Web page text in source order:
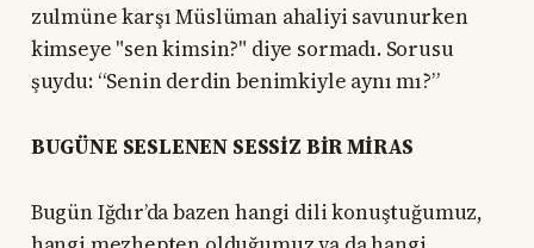
zulmüne karşı Müslüman ahaliyi savunurken
kimseye "sen kimsin?" diye sormadı. Sorusu
şuydu: “Senin derdin benimkiyle aynı mı?”
BUGÜNE SESLENEN SESSİZ BİR MİRAS
Bugün Iğdır’da bazen hangi dili konuştuğumuz,